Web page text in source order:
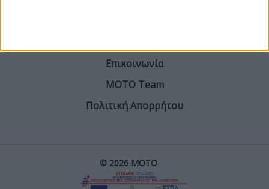
Επικοινωνία
ΜΟΤΟ Team
Πολιτική Απορρήτου
© 2026 ΜΟΤΟ